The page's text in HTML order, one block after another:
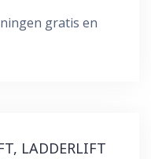
gratis en
LADDERLIFT